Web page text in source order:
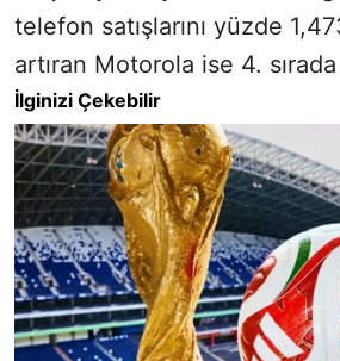
telefon satışlarını yüzde
artıran Motorola ise 4. sırada